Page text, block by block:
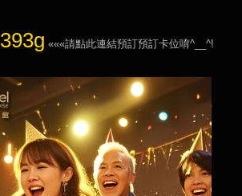
«««請點此連結預訂預訂卡位唷^__^!